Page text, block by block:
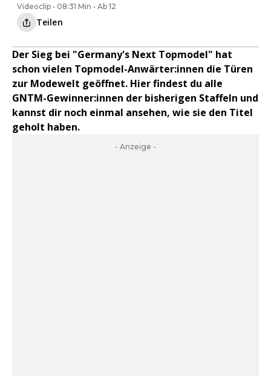
Videoclip • 08:31 Min • Ab 12
Teilen
Der Sieg bei "Germany's Next Topmodel" hat
schon vielen Topmodel-Anwärter:innen die Türen
zur Modewelt geöffnet. Hier findest du alle
GNTM-Gewinner:innen der bisherigen Staffeln und
kannst dir noch einmal ansehen, wie sie den Titel
geholt haben.
- Anzeige -